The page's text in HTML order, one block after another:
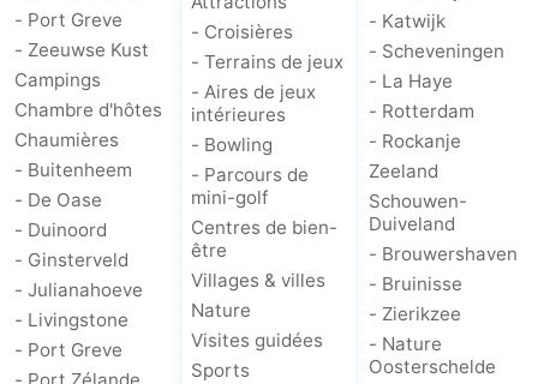
Schouwen-
Duiveland
-
Brouwershaven
Bruinisse
Zierikzee
-
Nature
Oosterschelde
-
Burgh
- Port Greve
- Zeeuwse Kust
Campings
Chambre d'hôtes
Chaumières
- Buitenheem
- De Oase
- Duinoord
- Ginsterveld
- Julianahoeve
- Livingstone
- Port Greve
- Croisières
- Terrains de jeux
- Aires de jeux
intérieures
- Bowling
- Parcours de
mini-golf
Centres de bien-
être
Villages & villes
Nature
Visites guidées
Sports
- Katwijk
- Scheveningen
- La Haye
- Rotterdam
- Rockanje
Zeeland
Schouwen-
Duiveland
- Brouwershaven
- Bruinisse
- Zierikzee
- Nature
Oosterschelde